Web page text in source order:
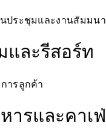
ประชุมและงานสัมมนา
และรีสอร์ท
ารลูกค้า
ารและคาเฟ่